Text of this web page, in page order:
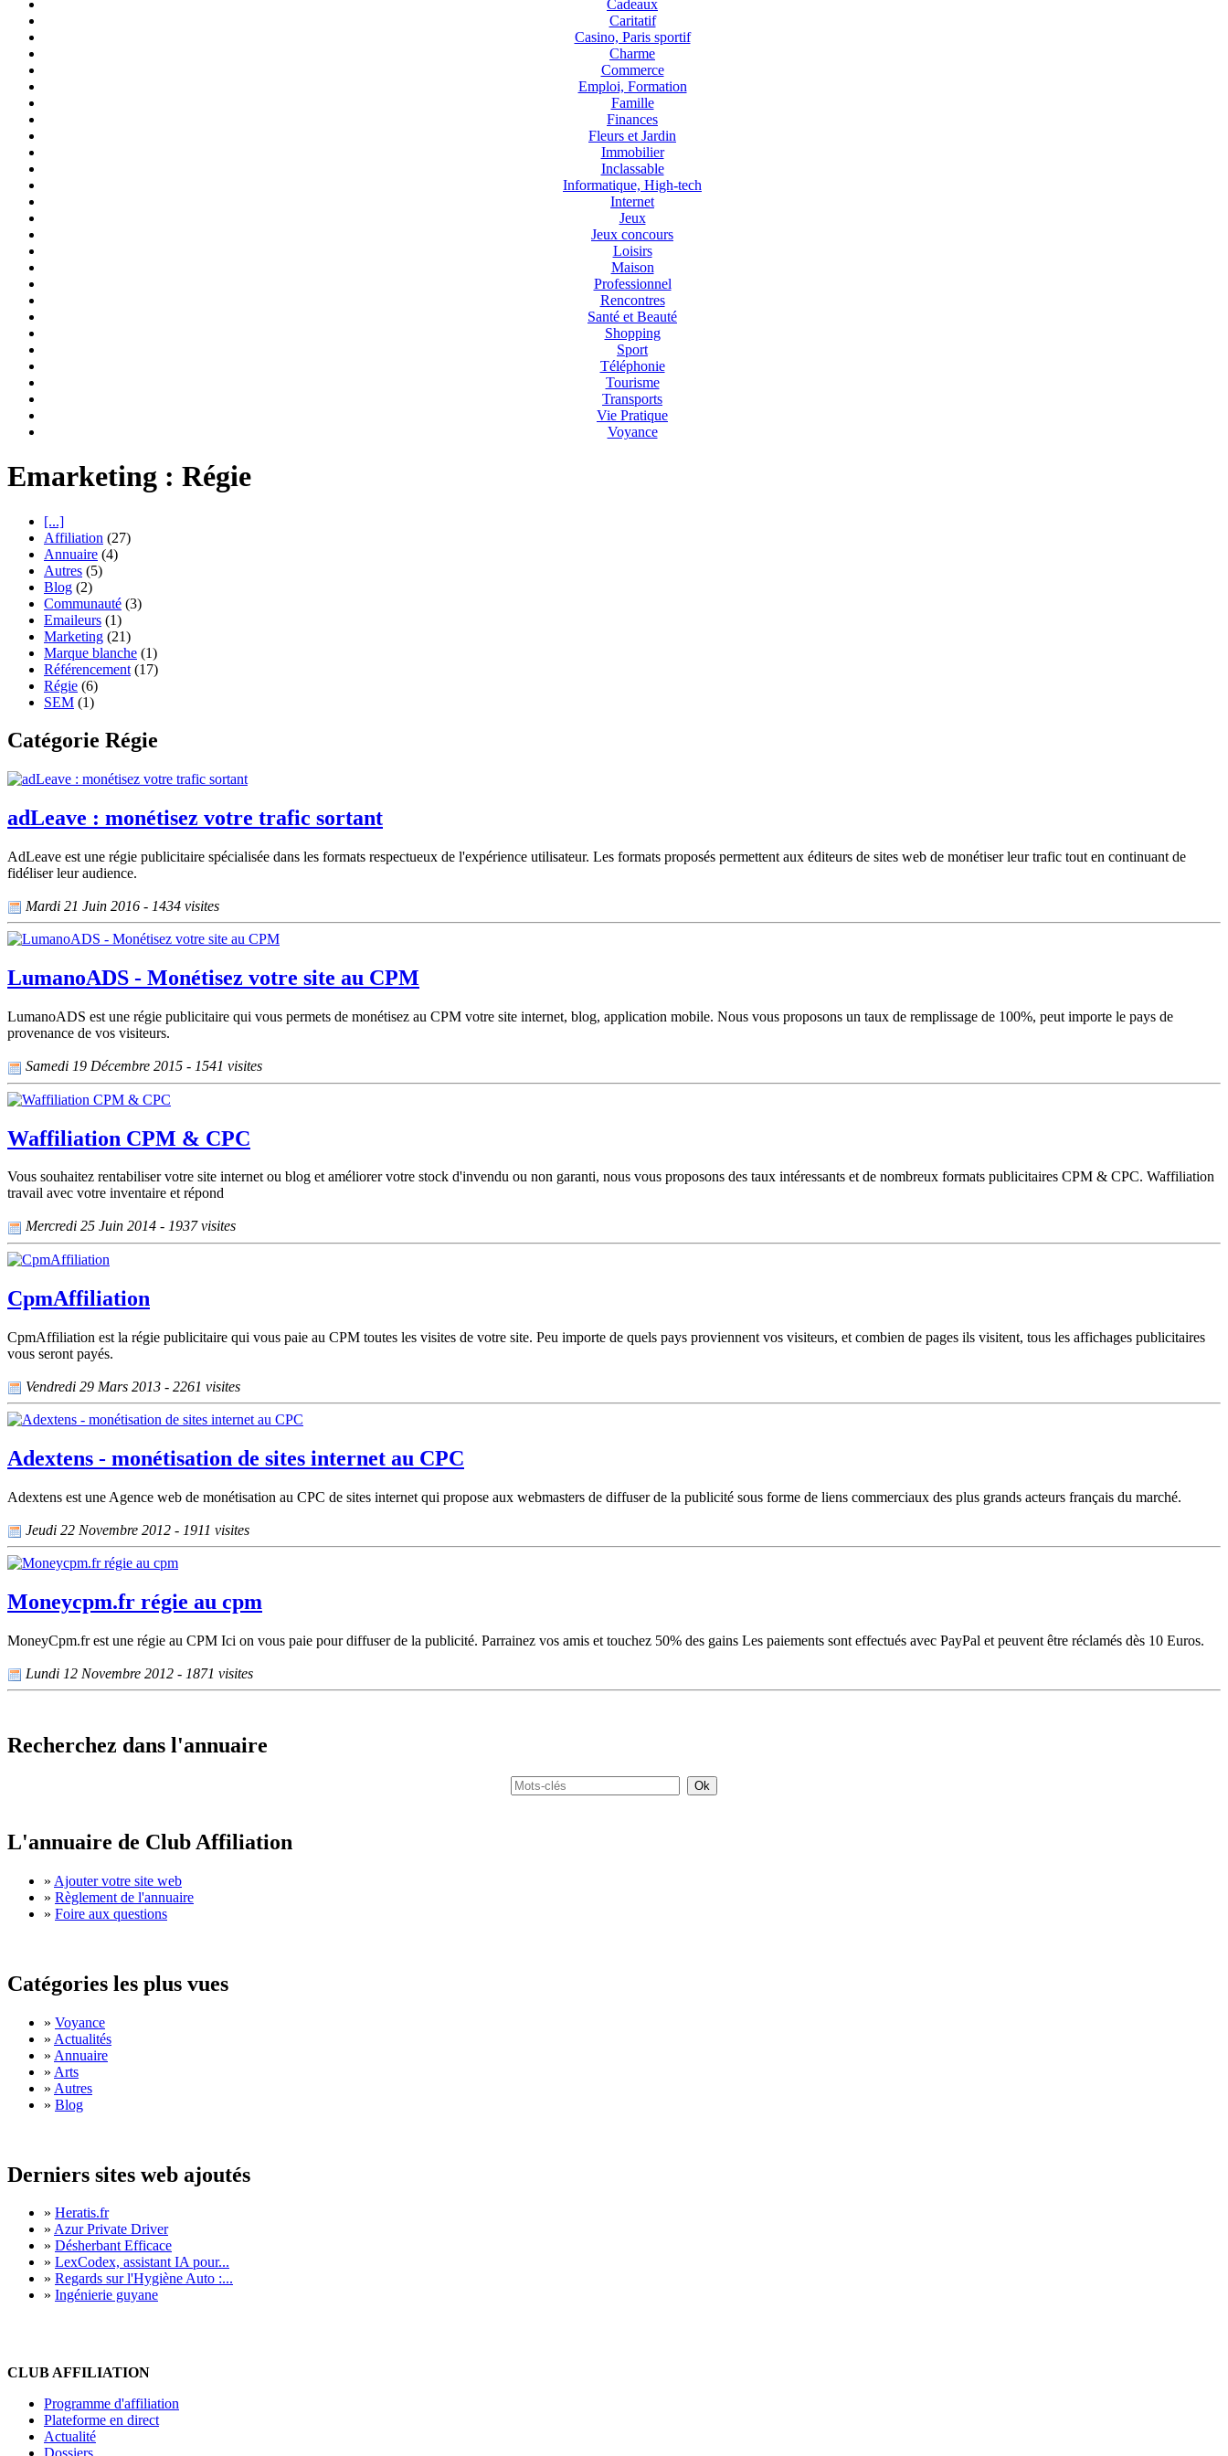
Cadeaux
Caritatif
Casino, Paris sportif
Charme
Commerce
Emploi, Formation
Famille
Finances
Fleurs et Jardin
Immobilier
Inclassable
Informatique, High-tech
Internet
Jeux
Jeux concours
Loisirs
Maison
Professionnel
Rencontres
Santé et Beauté
Shopping
Sport
Téléphonie
Tourisme
Transports
Vie Pratique
Voyance
Emarketing : Régie
[...]
Affiliation (27)
Annuaire (4)
Autres (5)
Blog (2)
Communauté (3)
Emaileurs (1)
Marketing (21)
Marque blanche (1)
Référencement (17)
Régie (6)
SEM (1)
Catégorie Régie
adLeave : monétisez votre trafic sortant
AdLeave est une régie publicitaire spécialisée dans les formats respectueux de l'expérience utilisateur. Les formats proposés permettent aux éditeurs de sites web de monétiser leur trafic tout en continuant de
fidéliser leur audience.
Mardi 21 Juin 2016 - 1434 visites
LumanoADS - Monétisez votre site au CPM
LumanoADS est une régie publicitaire qui vous permets de monétisez au CPM votre site internet, blog, application mobile. Nous vous proposons un taux de remplissage de 100%, peut importe le pays de
provenance de vos visiteurs.
Samedi 19 Décembre 2015 - 1541 visites
Waffiliation CPM & CPC
Vous souhaitez rentabiliser votre site internet ou blog et améliorer votre stock d'invendu ou non garanti, nous vous proposons des taux intéressants et de nombreux formats publicitaires CPM & CPC. Waffiliation
travail avec votre inventaire et répond
Mercredi 25 Juin 2014 - 1937 visites
CpmAffiliation
CpmAffiliation est la régie publicitaire qui vous paie au CPM toutes les visites de votre site. Peu importe de quels pays proviennent vos visiteurs, et combien de pages ils visitent, tous les affichages publicitaires
vous seront payés.
Vendredi 29 Mars 2013 - 2261 visites
Adextens - monétisation de sites internet au CPC
Adextens est une Agence web de monétisation au CPC de sites internet qui propose aux webmasters de diffuser de la publicité sous forme de liens commerciaux des plus grands acteurs français du marché.
Jeudi 22 Novembre 2012 - 1911 visites
Moneycpm.fr régie au cpm
MoneyCpm.fr est une régie au CPM Ici on vous paie pour diffuser de la publicité. Parrainez vos amis et touchez 50% des gains Les paiements sont effectués avec PayPal et peuvent être réclamés dès 10 Euros.
Lundi 12 Novembre 2012 - 1871 visites
Recherchez dans l'annuaire
L'annuaire de Club Affiliation
» Ajouter votre site web
» Règlement de l'annuaire
» Foire aux questions
Catégories les plus vues
» Voyance
» Actualités
» Annuaire
» Arts
» Autres
» Blog
Derniers sites web ajoutés
» Heratis.fr
» Azur Private Driver
» Désherbant Efficace
» LexCodex, assistant IA pour...
» Regards sur l'Hygiène Auto :...
» Ingénierie guyane
CLUB AFFILIATION
Programme d'affiliation
Plateforme en direct
Actualité